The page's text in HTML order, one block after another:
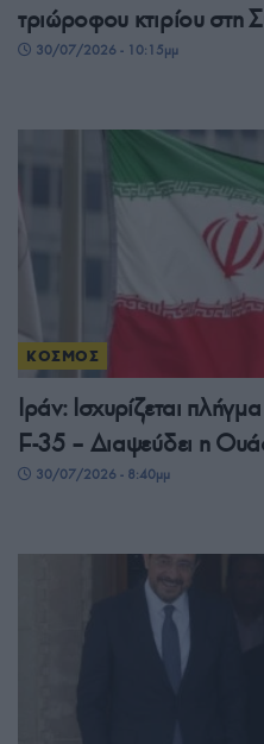
τριώροφου κτιρίου στη
30/07/2026 - 10:15μμ
ΚΟΣΜΟΣ
Ιράν: Ισχυρίζεται
F-35 – Διαψεύδει η
30/07/2026 - 8:40μμ